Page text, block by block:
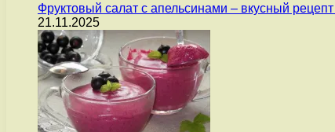
Фруктовый салат с апельсинами – вкусный
21.11.2025